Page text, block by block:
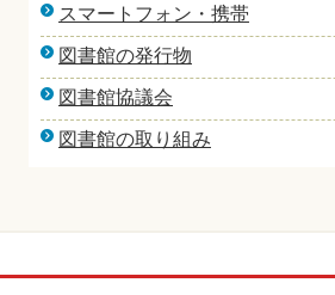
スマートフォン・携帯
図書館の発行物
図書館協議会
図書館の取り組み